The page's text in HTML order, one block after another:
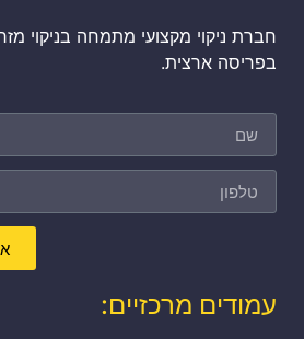
חברת ניקוי מקצועי מתמחה בניקוי
בפריסה ארצית.
עמודים מרכזיים: